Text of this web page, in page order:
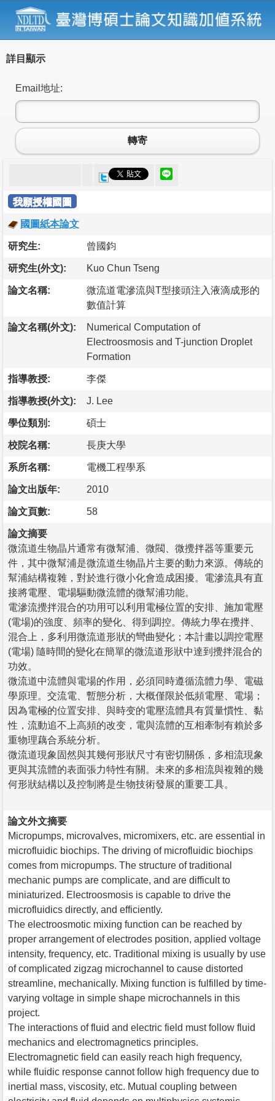
詳目顯示
Email地址:
轉寄
我願授權國圖
國圖紙本論文
研究生: 曾國鈞
研究生(外文): Kuo Chun Tseng
論文名稱:
微流道電滲流與T型接頭注入液滴成形的
數值計算
論文名稱(外文):
Numerical Computation of
Electroosmosis and T-junction Droplet
Formation
指導教授: 李傑
指導教授(外文): J. Lee
學位類別: 碩士
校院名稱: 長庚大學
系所名稱: 電機工程學系
論文出版年: 2010
論文頁數: 58
論文摘要
微流道生物晶片通常有微幫浦、微閥、微攪拌器等重要元
件，其中微幫浦是微流道生物晶片主要的動力來源。傳統的
幫浦結構複雜，對於進行微小化會造成困擾。電滲流具有直
接將電壓、電場驅動微流體的微幫浦功能。
電滲流攪拌混合的功用可以利用電極位置的安排、施加電壓
(電場)的強度、頻率的變化、得到調控。傳統力學在攪拌、
混合上，多利用微流道形狀的彎曲變化；本計畫以調控電壓
(電場) 隨時間的變化在簡單的微流道形狀中達到攪拌混合的
功效。
微流道中流體與電場的作用，必須同時遵循流體力學、電磁
學原理。交流電、暫態分析，大概僅限於低頻電壓、電場；
因為電極的位置安排、與時变的電壓流體具有質量慣性、黏
性，流動追不上高頻的改变，電與流體的互相牽制有賴於多
重物理藕合系統分析。
微流道現象固然與其幾何形狀尺寸有密切關係，多相流現象
更與其流體的表面張力特性有關。未來的多相流與複雜的幾
何形狀結構以及控制將是生物技術發展的重要工具。
論文外文摘要
Micropumps, microvalves, micromixers, etc. are essential in
microfluidic biochips. The driving of microfluidic biochips
comes from micropumps. The structure of traditional
mechanic pumps are complicate, and are difficult to
miniaturized. Electroosmosis is capable to drive the
microfluidics directly, and efficiently.
The electroosmotic mixing function can be reached by
proper arrangement of electrodes position, applied voltage
intensity, frequency, etc. Traditional mixing is usually by use
of complicated zigzag microchannel to cause distorted
streamline, mechanically. Mixing function is fulfilled by time-
varying voltage in simple shape microchannels in this
project.
The interactions of fluid and electric field must follow fluid
mechanics and electromagnetics principles.
Electromagnetic field can easily reach high frequency,
while fluidic response cannot follow high frequency due to
inertial mass, viscosity, etc. Mutual coupling between